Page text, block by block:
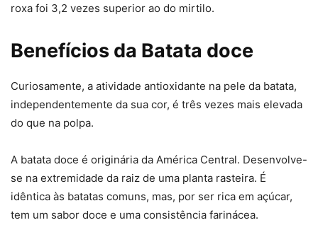
roxa foi 3,2 vezes superior ao do mirtilo.
Benefícios da Batata doce
Curiosamente, a atividade antioxidante na pele da batata,
independentemente da sua cor, é três vezes mais elevada
do que na polpa.
A batata doce é originária da América Central. Desenvolve-
se na extremidade da raiz de uma planta rasteira. É
idêntica às batatas comuns, mas, por ser rica em açúcar,
tem um sabor doce e uma consistência farinácea.